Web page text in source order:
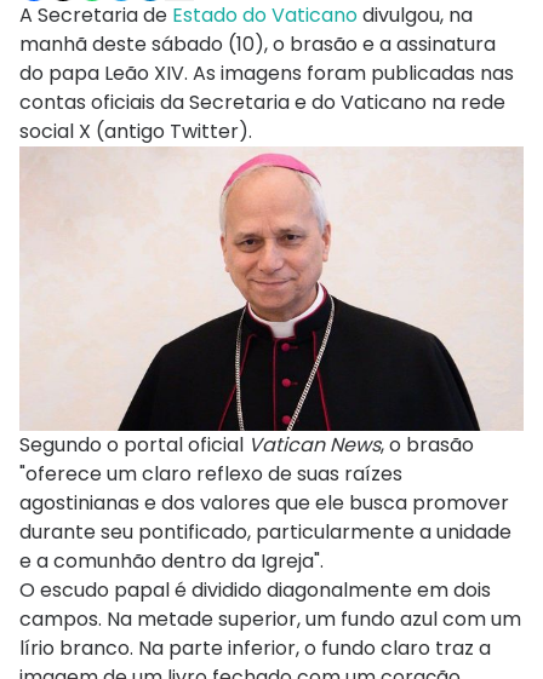
A Secretaria de Estado do Vaticanodivulgou, na
manhã deste sábado (10), o brasão e a assinatura
do papa Leão XIV. As imagens foram publicadas nas
contas oficiais da Secretaria e do Vaticano na rede
social X (antigo Twitter).
Segundo o portal oficial Vatican News, o brasão
"oferece um claro reflexo de suas raízes
agostinianas e dos valores que ele busca promover
durante seu pontificado, particularmente a unidade
e a comunhão dentro da Igreja".
O escudo papal é dividido diagonalmente em dois
campos. Na metade superior, um fundo azul com um
lírio branco. Na parte inferior, o fundo claro traz a